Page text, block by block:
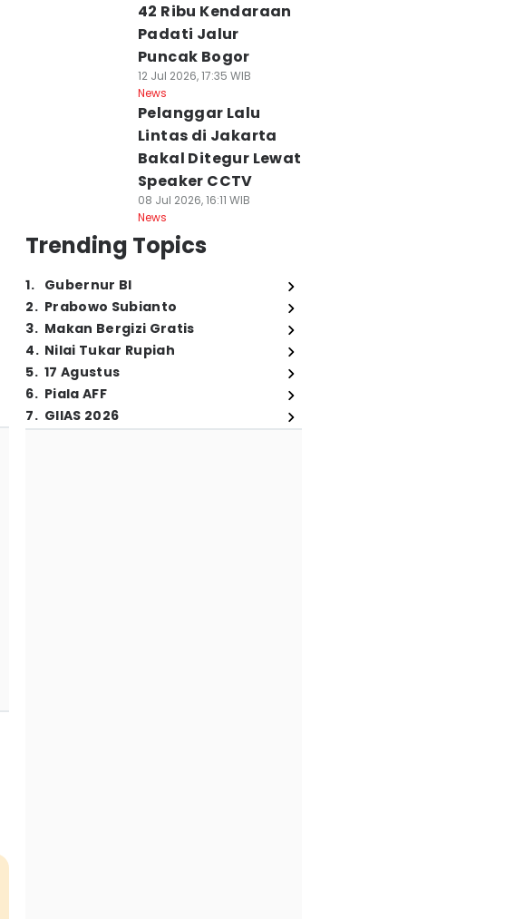
42 Ribu Kendaraan
Padati Jalur
Puncak Bogor
12 Jul 2026, 17:35 WIB
News
Pelanggar Lalu
Lintas di Jakarta
Bakal Ditegur Lewat
Speaker CCTV
08 Jul 2026, 16:11 WIB
News
Trending Topics
1. Gubernur BI
2. Prabowo Subianto
3. Makan Bergizi Gratis
4. Nilai Tukar Rupiah
5. 17 Agustus
6. Piala AFF
7. GIIAS 2026